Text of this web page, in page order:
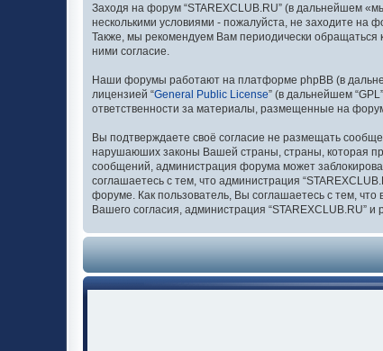
Заходя на форум “STAREXCLUB.RU” (в дальнейшем
несколькими условиями - пожалуйста, не заходите на
Также, мы рекомендуем Вам периодически
ними согласие.
Наши форумы работают на платформе phpBB (в
лицензией “General Public License” (в дальнейшем
ответственности за материалы, размещенные на
Вы подтверждаете своё согласие не размещать
нарушаюших законы Вашей страны, страны, которая
сообщений, администрация форума может
соглашаетесь с тем, что администрация
форуме. Как пользователь, Вы соглашаетесь с тем,
Вашего согласия, администрация “STAREXCLUB.RU” и